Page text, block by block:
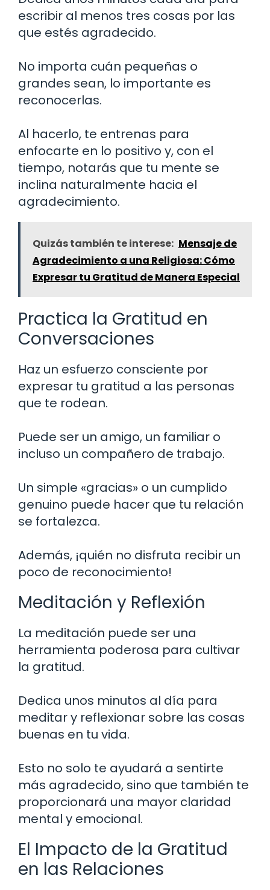
escribir al menos tres cosas por las
que estés agradecido.
No importa cuán pequeñas o
grandes sean, lo importante es
reconocerlas.
Al hacerlo, te entrenas para
enfocarte en lo positivo y, con el
tiempo, notarás que tu mente se
inclina naturalmente hacia el
agradecimiento.
Quizás también te interese: Mensaje de
Agradecimiento a una Religiosa: Cómo
Expresar tu Gratitud de Manera Especial
Practica la Gratitud en
Conversaciones
Haz un esfuerzo consciente por
expresar tu gratitud a las personas
que te rodean.
Puede ser un amigo, un familiar o
incluso un compañero de trabajo.
Un simple «gracias» o un cumplido
genuino puede hacer que tu relación
se fortalezca.
Además, ¡quién no disfruta recibir un
poco de reconocimiento!
Meditación y Reflexión
La meditación puede ser una
herramienta poderosa para cultivar
la gratitud.
Dedica unos minutos al día para
meditar y reflexionar sobre las cosas
buenas en tu vida.
Esto no solo te ayudará a sentirte
más agradecido, sino que también te
proporcionará una mayor claridad
mental y emocional.
El Impacto de la Gratitud
en las Relaciones